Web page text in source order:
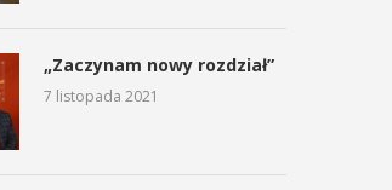
„Zaczynam nowy rozdział”
7 listopada 2021